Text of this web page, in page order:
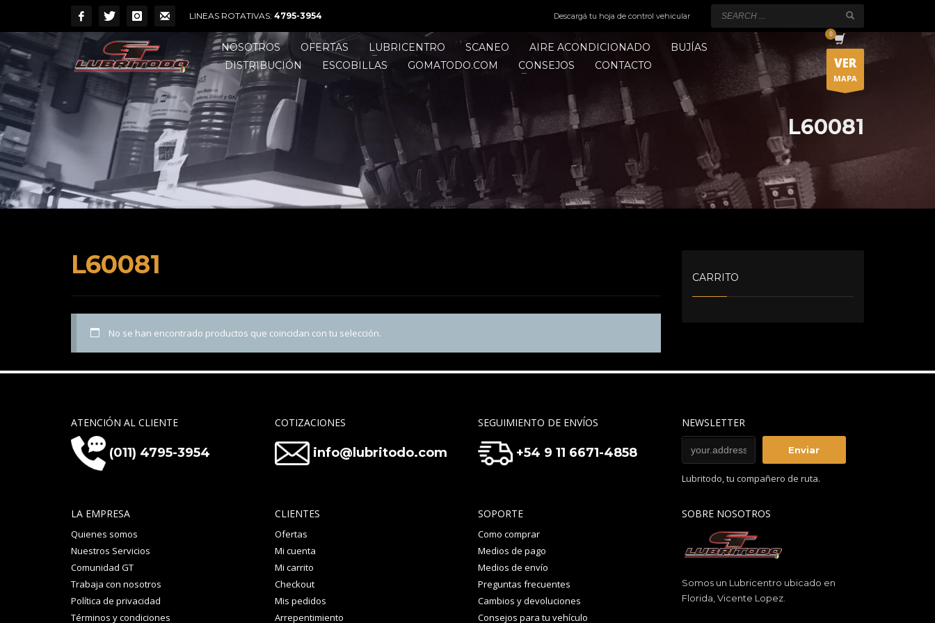
LINEAS ROTATIVAS: 4795-3954 Descargá tu hoja de control vehicular
NOSOTROS OFERTAS LUBRICENTRO SCANEO AIRE ACONDICIONADO
BUJÍAS
DISTRIBUCIÓN
ESCOBILLAS GOMATODO.COM CONSEJOS CONTACTO VER
MAPA
L60081
L60081
No se han encontrado productos que coincidan con tu selección.
CARRITO
ATENCIÓN AL CLIENTE
(011) 4795-3954
COTIZACIONES
info@lubritodo.com
SEGUIMIENTO DE ENVÍOS
+54 9 11 6671-4858
NEWSLETTER
Lubritodo, tu compañero de ruta.
LA EMPRESA
Quienes somos
Nuestros Servicios
Comunidad GT
Trabaja con nosotros
Política de privacidad
Términos y condiciones
CLIENTES
Ofertas
Mi cuenta
Mi carrito
Checkout
Mis pedidos
Arrepentimiento
SOPORTE
Como comprar
Medios de pago
Medios de envío
Preguntas frecuentes
Cambios y devoluciones
Consejos para tu vehículo
SOBRE NOSOTROS
Somos un Lubricentro ubicado en
Florida, Vicente Lopez.